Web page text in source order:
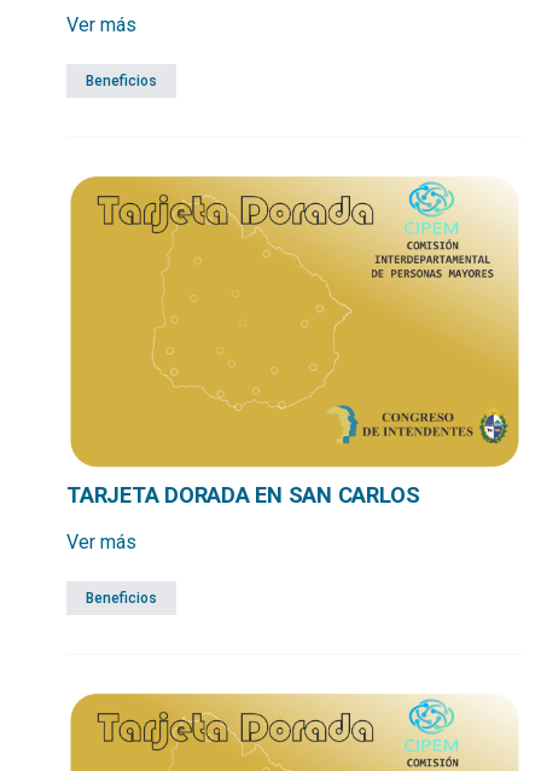
Ver más
Beneficios
TARJETA DORADA EN SAN CARLOS
Ver más
Beneficios